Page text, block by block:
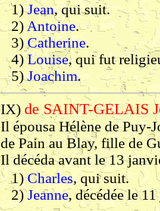
1)Jean, qui suit.
2) Antoine.
3) Catherine.
4)Louise, qui fut
5)Joachim.
IX) de SAINT-GELAIS
Il épousa Hélène de Puy-
de Pain au Blay, fille de
Il décéda avant le 13
1)Charles, qui suit.
2)Jeanne, décédée le